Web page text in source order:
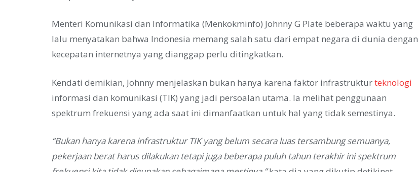
Menteri Komunikasi dan Informatika (Menkokminfo) Johnny G Plate beberapa waktu yang
lalu menyatakan bahwa Indonesia memang salah satu dari empat negara di dunia dengan
kecepatan internetnya yang dianggap perlu ditingkatkan.
Kendati demikian, Johnny menjelaskan bukan hanya karena faktor infrastrukturteknologi
informasi dan komunikasi (TIK) yang jadi persoalan utama. Ia melihat penggunaan
spektrum frekuensi yang ada saat ini dimanfaatkan untuk hal yang tidak semestinya.
“Bukan hanya karena infrastruktur TIK yang belum secara luas tersambung semuanya,
pekerjaan berat harus dilakukan tetapi juga beberapa puluh tahun terakhir ini spektrum